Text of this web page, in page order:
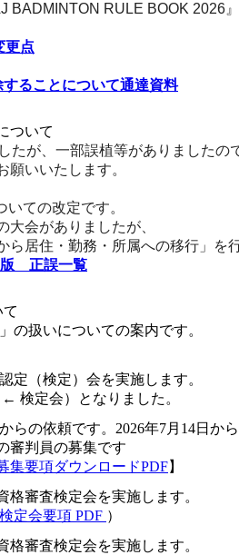
BADMINTON RULE BOOK 2026
更点
ることについて通達資料
ついて
たが、一部誤植等がありましたの
いいたします。
ての改定です。
会がありましたが、
居住・勤務・所属への移行」を行
版 正誤一覧
の扱いについての案内です。
定（検定）会を実施します。
← 検定会）となりました。
らの依頼です。2026年7月14日か
審判員の募集です
集要項ダウンロードPDF】
格審査検定会を実施します。
検定会要項 PDF ）
格審査検定会を実施します。